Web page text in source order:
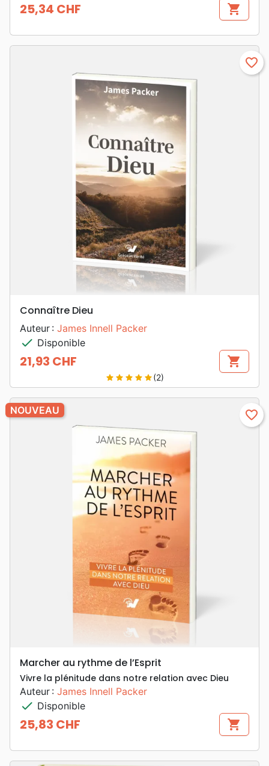
Prix
25,34 CHF shopping_cart
favorite_border
Connaître Dieu
Auteur : James Innell Packer
check Disponible
Prix
21,93 CHF shopping_cart
star star star star star(2)
NOUVEAU favorite_border
Marcher au rythme de l’Esprit
Vivre la plénitude dans notre relation avec Dieu
Auteur : James Innell Packer
check Disponible
Prix
25,83 CHF shopping_cart